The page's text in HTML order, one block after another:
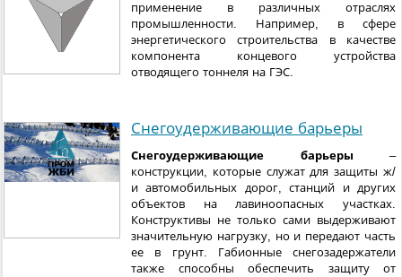
применение в различных отраслях
промышленности. Например, в сфере
энергетического строительства в качестве
компонента концевого устройства
отводящего тоннеля на ГЭС.
Снегоудерживающие барьеры
Снегоудерживающие барьеры –
конструкции, которые служат для защиты ж/
и автомобильных дорог, станций и других
объектов на лавиноопасных участках.
Конструктивы не только сами выдерживают
значительную нагрузку, но и передают часть
ее в грунт. Габионные снегозадержатели
также способны обеспечить защиту от